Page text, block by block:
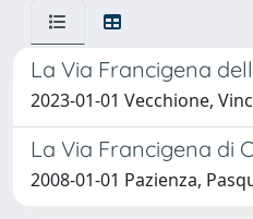
La Via Francigena
2023-01-01 Vecchione,
La Via Francigena di
2008-01-01 Pazienza,